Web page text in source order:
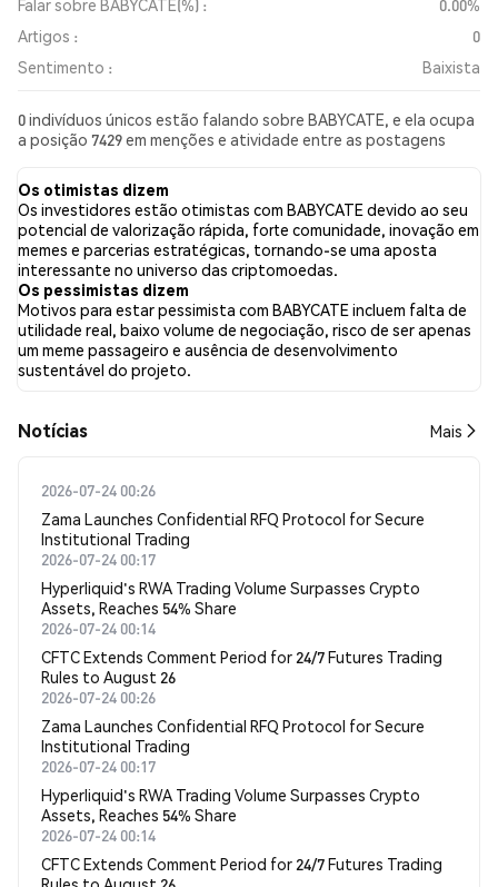
Falar sobre BABYCATE(%) :
0.00%
Artigos :
0
Sentimento :
Baixista
0 indivíduos únicos estão falando sobre BABYCATE, e ela ocupa
a posição 7429 em menções e atividade entre as postagens
BABYCATE em todas as redes sociais foi Baixista. Por fim, foram
publicados 0 artigos de notícias sobre BABYCATE. No Twitter,
NaN% dos tweets apresentaram um sentimento otimista em
comparação com NaN% dos tweets com sentimento pessimista
sobre BABYCATE. NaN% dos tweets foram neutros em relação a
BABYCATE. Esses sentimentos são baseados em 0 tweets.
Os otimistas dizem
Os investidores estão otimistas com BABYCATE devido ao seu
potencial de valorização rápida, forte comunidade, inovação em
memes e parcerias estratégicas, tornando-se uma aposta
interessante no universo das criptomoedas.
Os pessimistas dizem
Motivos para estar pessimista com BABYCATE incluem falta de
utilidade real, baixo volume de negociação, risco de ser apenas
um meme passageiro e ausência de desenvolvimento
sustentável do projeto.
​​Notícias​​ Mais
2026-07-24 00:26
Zama Launches Confidential RFQ Protocol for Secure
Institutional Trading
2026-07-24 00:17
Hyperliquid's RWA Trading Volume Surpasses Crypto
Assets, Reaches 54% Share
2026-07-24 00:14
CFTC Extends Comment Period for 24/7 Futures Trading
Rules to August 26
2026-07-24 00:26
Zama Launches Confidential RFQ Protocol for Secure
Institutional Trading
2026-07-24 00:17
Hyperliquid's RWA Trading Volume Surpasses Crypto
Assets, Reaches 54% Share
2026-07-24 00:14
CFTC Extends Comment Period for 24/7 Futures Trading